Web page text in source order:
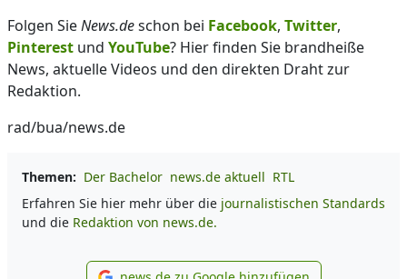
Folgen SieNews.deschon bei Facebook, Twitter,
Pinterest und YouTube? Hier finden Sie brandheiße
News, aktuelle Videos und den direkten Draht zur
Redaktion.
rad/bua/news.de
Themen: Der Bachelor news.de aktuell RTL
Erfahren Sie hier mehr über die journalistischen Standards
und die Redaktion von news.de.